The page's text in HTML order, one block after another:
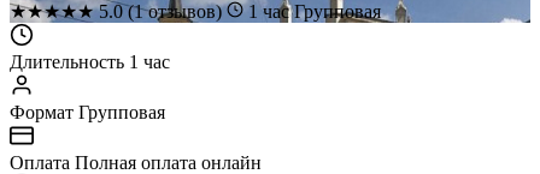
★★★★★ 5.0 (1 отзывов) 1 часГрупповая
Длительность 1 час
Формат Групповая
Оплата Полная оплата онлайн